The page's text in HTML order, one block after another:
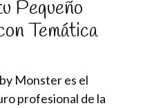
Pequeño
Temática
Monster es el
profesional de la